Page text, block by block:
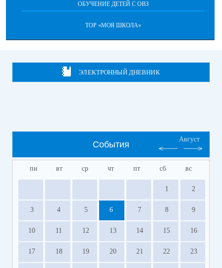
ОБУЧЕНИЕ ДЕТЕЙ С ОВЗ
ТОР «МОЯ ШКОЛА»
ЭЛЕКТРОННЫЙ ДНЕВНИК
События
Август
пн вт ср чт пт сб вс
1 2
3 4 5 6 7 8 9
10 11 12 13 14 15 16
17 18 19 20 21 22 23